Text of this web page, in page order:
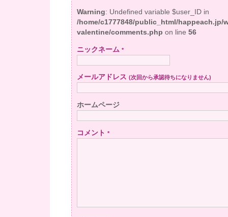
Warning
: Undefined variable $user_ID in
/home/c1777848/public_html/happeach.jp/
valentine/comments.php on line 56
ニックネーム *
メールアドレス (次回から承認待ちになりません)
ホームページ
コメント *